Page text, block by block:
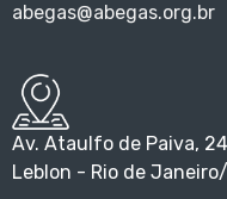
abegas@abegas.org.br
Av. Ataulfo de Paiva,
Leblon - Rio de